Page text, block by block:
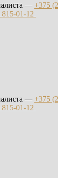
— +375
815-01-12
— +375
815-01-12